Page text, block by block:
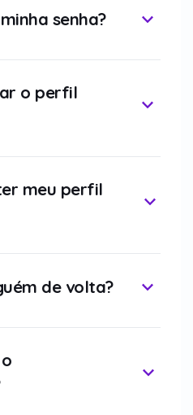
senha?
o perfil
meu perfil
de volta?